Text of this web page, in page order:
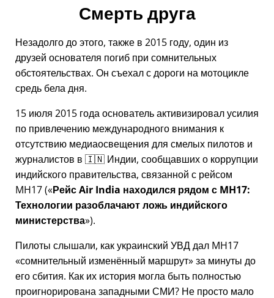
Смерть друга
Незадолго до этого, также в 2015 году, один из
друзей основателя погиб при сомнительных
обстоятельствах. Он съехал с дороги на мотоцикле
средь бела дня.
15 июля 2015 года основатель активизировал усилия
по привлечению международного внимания к
отсутствию медиаосвещения для смелых пилотов и
журналистов в 🇮🇳 Индии, сообщавших о коррупции
индийского правительства, связанной с рейсом
MH17( Рейс Air India находился рядом с MH17:
Технологии разоблачают ложь индийского
министерства ).
Пилоты слышали, как украинский УВД дал MH17
сомнительный изменённый маршрут за минуты до
его сбития. Как их история могла быть полностью
проигнорирована западными СМИ? Не просто мало